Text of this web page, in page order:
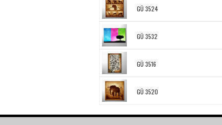
GÜ 3524
GÜ 3532
GÜ 3516
GÜ 3520